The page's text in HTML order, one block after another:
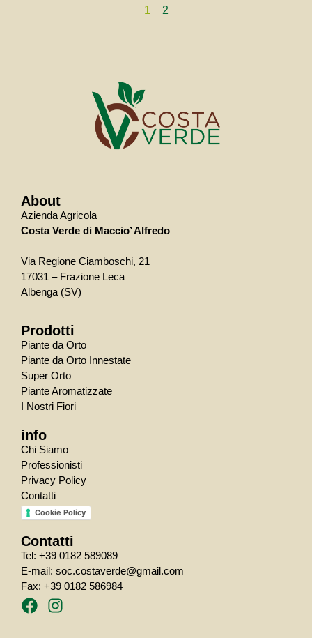
1 2
About
Azienda Agricola
Costa Verde di Maccio’ Alfredo
Via Regione Ciamboschi, 21
17031 – Frazione Leca
Albenga (SV)
Prodotti
Piante da Orto
Piante da Orto Innestate
Super Orto
Piante Aromatizzate
I Nostri Fiori
info
Chi Siamo
Professionisti
Privacy Policy
Contatti
Cookie Policy
Contatti
Tel: +39 0182 589089
E-mail: soc.costaverde@gmail.com
Fax: +39 0182 586984